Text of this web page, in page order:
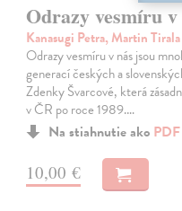
Odrazy vesmíru v
Kanasugi Petra, Martin Tirala
Odrazy vesmíru v nás jsou
generací českých a
Zdenky Švarcové, která
v ČR po roce 1989.…
Na stiahnutie ako PDF
10,00 €